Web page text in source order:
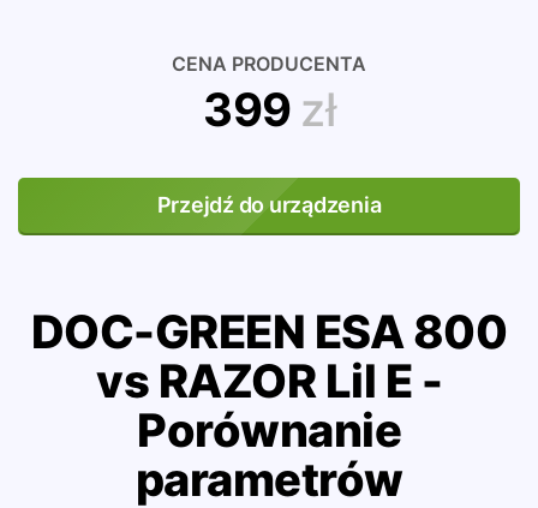
CENA PRODUCENTA
399 zł
Przejdź do urządzenia
DOC-GREEN ESA 800
vs RAZOR Lil E -
Porównanie
parametrów